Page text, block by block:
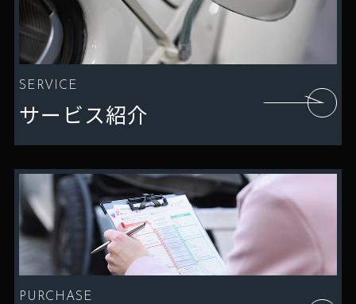
SERVICE
サービス紹介
PURCHASE